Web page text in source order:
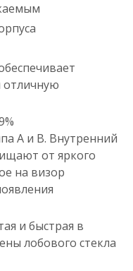
А и B. Внутренний
от яркого
на визор
и быстрая в
лобового стекла